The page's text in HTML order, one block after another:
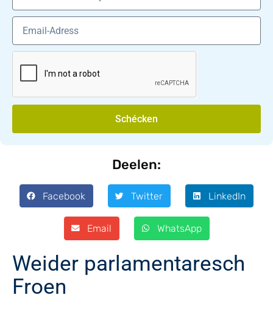
Schécken
Deelen:
Facebook Twitter LinkedIn
Email WhatsApp
Weider parlamentaresch
Froen